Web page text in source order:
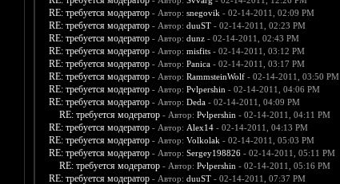
RE: требуется модератор - Автор: snegovik - 02-14-2011, 02:09 PM
RE: требуется модератор - Автор: duuST- 02-14-2011, 02:23 PM
RE: требуется модератор - Автор: dunz- 02-14-2011, 02:43 PM
RE: требуется модератор - Автор: misfits- 02-14-2011, 03:12 PM
RE: требуется модератор - Автор: Panica- 02-14-2011, 03:17 PM
RE: требуется модератор - Автор: RammsteinWolf- 02-14-2011, 03:50 PM
RE: требуется модератор - Автор: Pvlpershin - 02-14-2011, 04:06 PM
RE: требуется модератор - Автор: Deda- 02-14-2011, 04:09 PM
RE: требуется модератор - Автор: Pvlpershin - 02-14-2011, 04:11 PM
RE: требуется модератор - Автор: Alex14- 02-14-2011, 04:13 PM
RE: требуется модератор - Автор: Volkolak - 02-14-2011, 05:03 PM
RE: требуется модератор - Автор: Sergey198826- 02-14-2011, 05:11 PM
RE: требуется модератор - Автор: Pvlpershin - 02-14-2011, 05:16 PM
RE: требуется модератор - Автор: duuST- 02-14-2011, 07:37 PM